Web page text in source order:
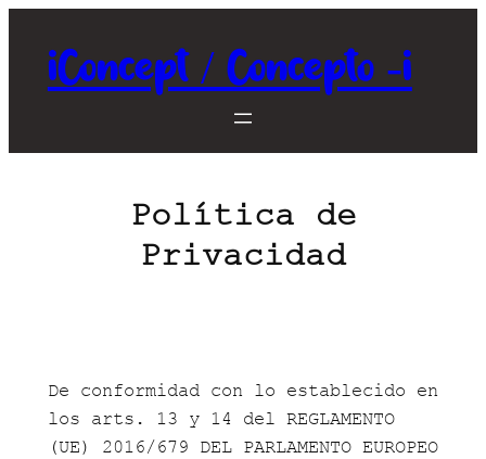
contenido
iConcept / Concepto -i
Política de
Privacidad
De conformidad con lo establecido en
los arts. 13 y 14 del REGLAMENTO
(UE) 2016/679 DEL PARLAMENTO EUROPEO